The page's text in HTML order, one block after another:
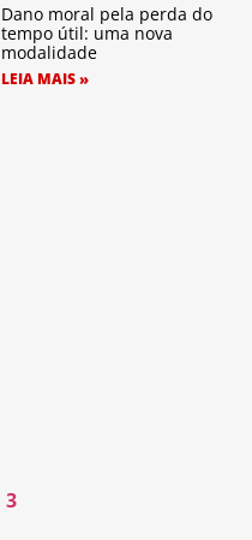
Dano moral pela perda do
tempo útil: uma nova
modalidade
LEIA MAIS »
3